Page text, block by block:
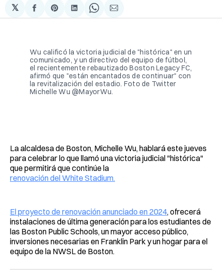
𝕏
Compartir
en
Share
on
Compartir
en
Share
on
Compartir
via
Wu calificó la victoria judicial de "histórica" ​​en un
comunicado, y un directivo del equipo de fútbol, ​​
el recientemente rebautizado Boston Legacy FC,
afirmó que "están encantados de continuar" con
la revitalización del estadio. Foto de Twitter
Michelle Wu @MayorWu.
La alcaldesa de Boston, Michelle Wu, hablará este jueves
para celebrar lo que llamó una victoria judicial "histórica" ​​
que permitirá que continúe la
renovación del White Stadium.
El proyecto de renovación anunciado en 2024, ofrecerá
instalaciones de última generación para los estudiantes de
las Boston Public Schools, un mayor acceso público,
inversiones necesarias en Franklin Park y un hogar para el
equipo de la NWSL de Boston.